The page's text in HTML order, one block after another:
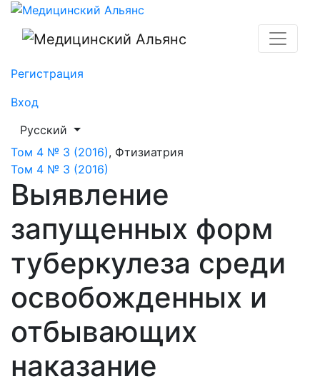
Выявление запущенных форм туберкулеза среди
Регистрация
Вход
##plugins.themes.healthSciences.language.toggle##
Русский
Том 4 № 3 (2016), Фтизиатрия
Том 4 № 3 (2016)
Выявление
запущенных форм
туберкулеза среди
освобожденных и
отбывающих
наказание